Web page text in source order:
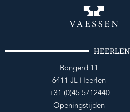
HEERLEN
Bongerd 11
6411 JL Heerlen
+31 (0)45 5712440
Openingstijden